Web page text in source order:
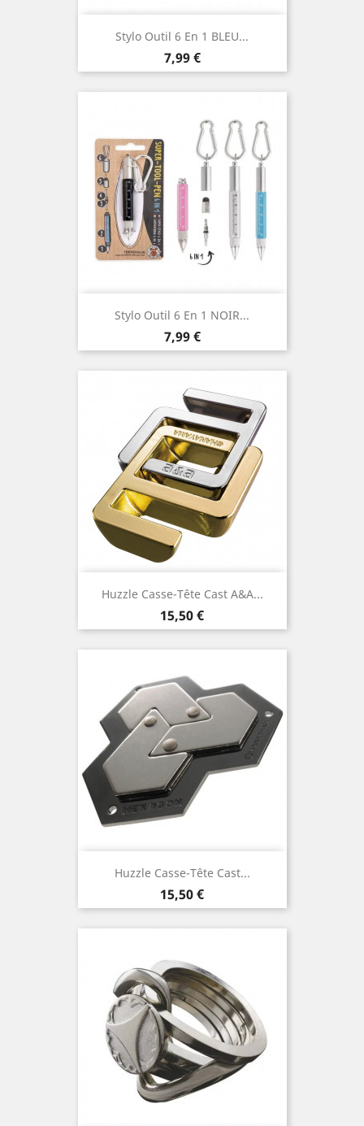
Stylo Outil 6 En 1 BLEU...
Prix
7,99 €
Stylo Outil 6 En 1 NOIR...
Prix
7,99 €
Huzzle Casse-Tête Cast A&a...
Prix
15,50 €
Huzzle Casse-Tête Cast...
Prix
15,50 €